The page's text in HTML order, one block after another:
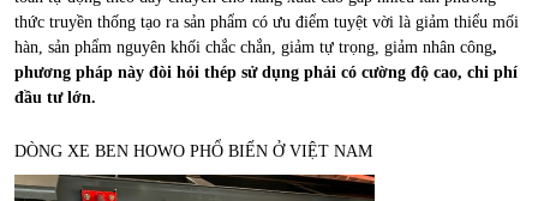
thức truyền thống tạo ra sản phẩm có ưu điểm tuyệt vời là giảm thiểu mối
hàn, sản phẩm nguyên khối chắc chắn, giảm tự trọng, giảm nhân công,
phương pháp này đòi hỏi thép sử dụng phải có cường độ cao, chi phí
đầu tư lớn.
DÒNG XE BEN HOWO PHỔ BIẾN Ở VIỆT NAM